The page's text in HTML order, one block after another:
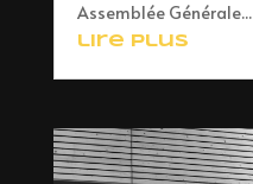
Assemblée Générale...
lire plus